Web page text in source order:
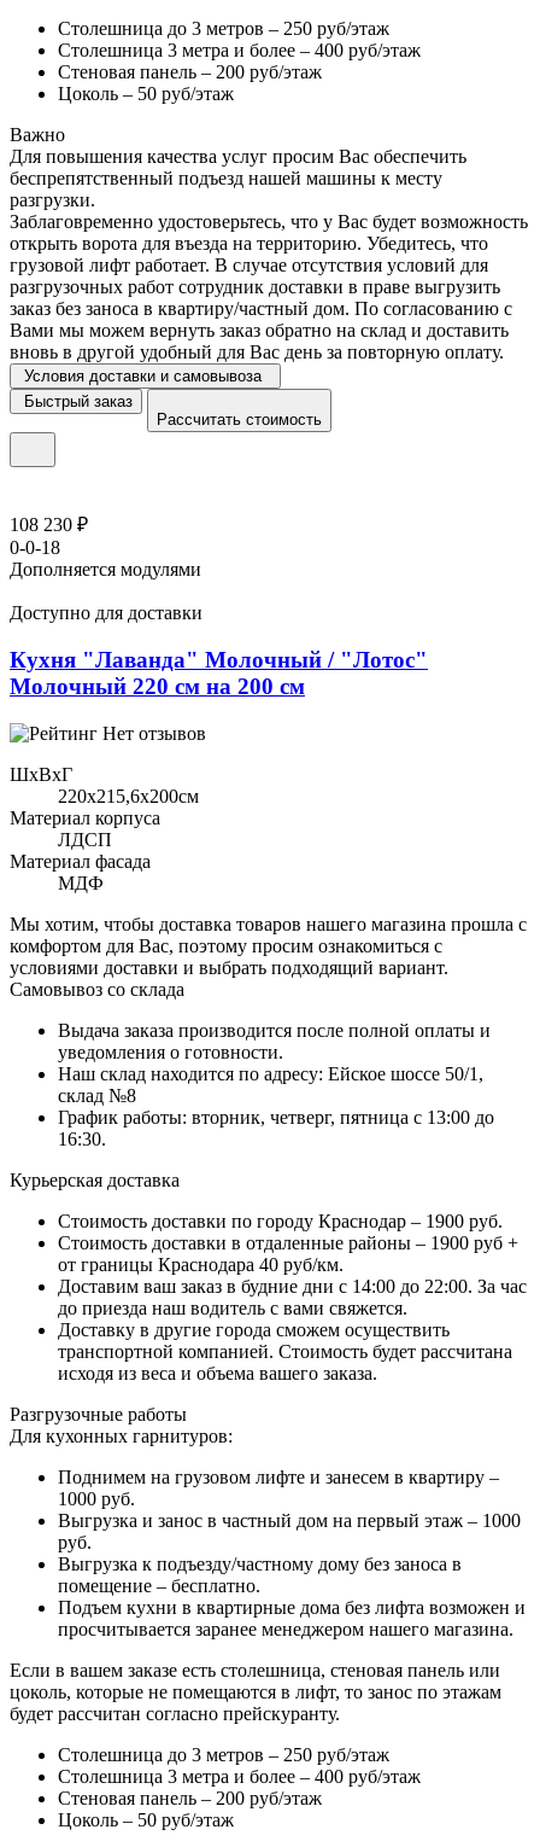
Столешница до 3 метров – 250 руб/этаж
Столешница 3 метра и более – 400 руб/этаж
Стеновая панель – 200 руб/этаж
Цоколь – 50 руб/этаж
Важно
Для повышения качества услуг просим Вас обеспечить
беспрепятственный подъезд нашей машины к месту
разгрузки.
Заблаговременно удостоверьтесь, что у Вас будет возможность
открыть ворота для въезда на территорию. Убедитесь, что
грузовой лифт работает. В случае отсутствия условий для
разгрузочных работ сотрудник доставки в праве выгрузить
заказ без заноса в квартиру/частный дом. По согласованию с
Вами мы можем вернуть заказ обратно на склад и доставить
вновь в другой удобный для Вас день за повторную оплату.
Условия доставки и самовывоза
Быстрый заказ
Рассчитать стоимость
108 230 ₽
0-0-18
Дополняется модулями
Доступно для доставки
Кухня "Лаванда" Молочный / "Лотос"
Молочный 220 см на 200 см
Нет отзывов
ШхВхГ
220x215,6х200см
Материал корпуса
ЛДСП
Материал фасада
МДФ
Мы хотим, чтобы доставка товаров нашего магазина прошла с
комфортом для Вас, поэтому просим ознакомиться с
условиями доставки и выбрать подходящий вариант.
Самовывоз со склада
Выдача заказа производится после полной оплаты и
уведомления о готовности.
Наш склад находится по адресу: Ейское шоссе 50/1,
склад №8
График работы: вторник, четверг, пятница с 13:00 до
16:30.
Курьерская доставка
Стоимость доставки по городу Краснодар – 1900 руб.
Стоимость доставки в отдаленные районы – 1900 руб +
от границы Краснодара 40 руб/км.
Доставим ваш заказ в будние дни с 14:00 до 22:00. За час
до приезда наш водитель с вами свяжется.
Доставку в другие города сможем осуществить
транспортной компанией. Стоимость будет рассчитана
исходя из веса и объема вашего заказа.
Разгрузочные работы
Для кухонных гарнитуров:
Поднимем на грузовом лифте и занесем в квартиру –
1000 руб.
Выгрузка и занос в частный дом на первый этаж – 1000
руб.
Выгрузка к подъезду/частному дому без заноса в
помещение – бесплатно.
Подъем кухни в квартирные дома без лифта возможен и
просчитывается заранее менеджером нашего магазина.
Если в вашем заказе есть столешница, стеновая панель или
цоколь, которые не помещаются в лифт, то занос по этажам
будет рассчитан согласно прейскуранту.
Столешница до 3 метров – 250 руб/этаж
Столешница 3 метра и более – 400 руб/этаж
Стеновая панель – 200 руб/этаж
Цоколь – 50 руб/этаж